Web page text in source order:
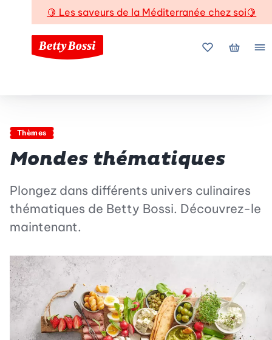
🍋 Les saveurs de la Méditerranée chez soi🍋
Mes favoris
Mon
Thèmes
Mondes thématiques
Plongez dans différents univers culinaires
thématiques de Betty Bossi. Découvrez-le
maintenant.